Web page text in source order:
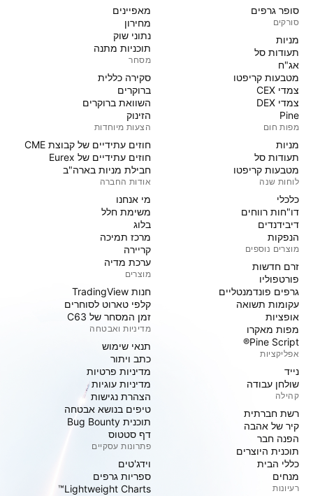
סופר גרפים
סורקים
מניות‏
תעודות סל
אג"ח
מטבעות קריפטו
צמדי CEX
צמדי DEX
Pine
מפות חום
מניות‏
תעודות סל
מטבעות קריפטו
לוחות שנה
כלכלי
דו"חות רווחים
דיבידנדים
הנפקות
מוצרים נוספים
זרם חדשות
פורטפוליו
גרפים פונדמנטליים
עקומות תשואה
אופציות
מפות מאקרו
Pine Script®
אפליקציות
נייד
שולחן עבודה
קהילה
רשת חברתית
קיר של אהבה
הפנה חבר
תוכנית היוצרים
כללי הבית
מנחים
רעיונות
מאפיינים
מחירון
נתוני שוק
תוכניות מתנה
מסחר
סקירה כללית
ברוקרים
השוואת ברוקרים
הזינוק
הצעות מיוחדות
חוזים עתידיים של קבוצת CME
חוזים עתידיים של Eurex
חבילת מניות בארה"ב
אודות החברה
מי אנחנו
משימת חלל
בלוג
מרכז תמיכה
קריירה
ערכת מדיה
מוצרים
חנות TradingView
קלפי טארוט לסוחרים
זמן המסחר של C63
מדיניות ואבטחה
תנאי שימוש
כתב ויתור
מדיניות פרטיות
מדיניות עוגיות
הצהרת נגישות
טיפים בנושא אבטחה
תוכנית Bug Bounty
דף סטטוס
פתרונות עסקיים
וידג'טים
ספריות גרפים
Lightweight Charts™